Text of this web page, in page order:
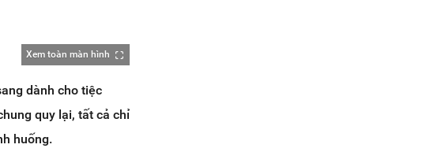
Xem toàn màn hình
dành cho tiệc
quy lại, tất cả chỉ
huống.